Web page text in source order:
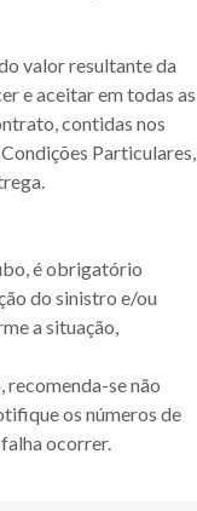
valor resultante da
e aceitar em todas as
contidas nos
Particulares,
é obrigatório
do sinistro e/ou
a situação,
recomenda-se não
os números de
ocorrer.